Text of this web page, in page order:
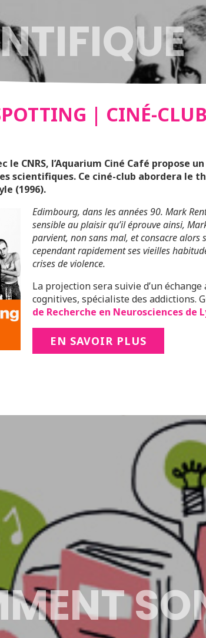
| CINÉ-
le CNRS, l’Aquarium Ciné Café propose
scientifiques. Ce ciné-club abordera le
(1996).
Edimbourg, dans les années 90. Mark
sensible au plaisir qu’il éprouve ainsi,
parvient, non sans mal, et consacre alors
cependant rapidement ses vieilles
crises de violence.
La projection sera suivie d’un
cognitives, spécialiste des addictions.
de Recherche en Neurosciences de
EN SAVOIR PLUS